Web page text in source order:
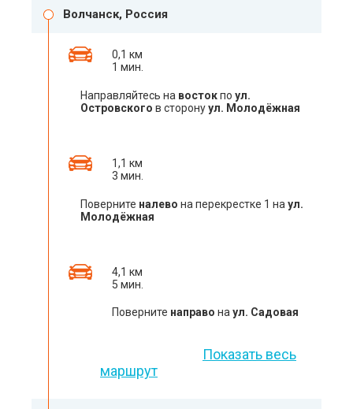
Волчанск, Россия
0,1 км
1 мин.
Направляйтесь на востокпо ул.
Островского в сторонуул. Молодёжная
1,1 км
3 мин.
Поверните налево на перекрестке 1 на ул.
Молодёжная
4,1 км
5 мин.
Поверните направо на ул. Садовая
Показать весь
маршрут